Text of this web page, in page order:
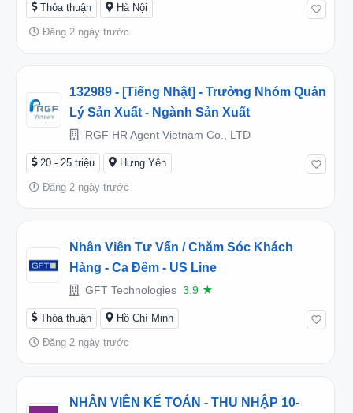
Thỏa thuận Hà Nội
Đăng 2 ngày trước
132989 - [Tiếng Nhật] - Trưởng Nhóm Quản
Lý Sản Xuất - Ngành Sản Xuất
RGF HR Agent Vietnam Co., LTD
20 - 25 triệu Hưng Yên
Đăng 2 ngày trước
Nhân Viên Tư Vấn / Chăm Sóc Khách
Hàng - Ca Đêm - US Line
GFT Technologies 3.9 ★
Thỏa thuận Hồ Chí Minh
Đăng 2 ngày trước
NHÂN VIÊN KẾ TOÁN - THU NHẬP 10-